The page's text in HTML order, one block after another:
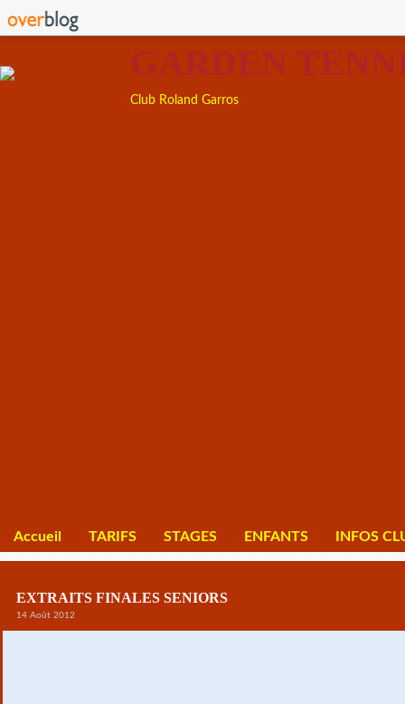
GARDEN
Club Roland Garros
Accueil TARIFS STAGES ENFANTS INFOS
EXTRAITS FINALES SENIORS
14 Août 2012